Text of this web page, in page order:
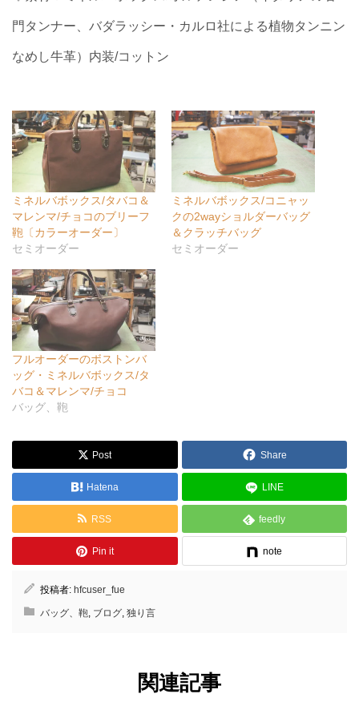
門タンナー、バダラッシー・カルロ社による植物タンニン
なめし牛革）内装/コットン
ミネルバボックス/タバコ＆
マレンマ/チョコのブリーフ
鞄〔カラーオーダー〕
セミオーダー
ミネルバボックス/コニャッ
クの2wayショルダーバッグ
＆クラッチバッグ
セミオーダー
フルオーダーのボストンバ
ッグ・ミネルバボックス/タ
バコ＆マレンマ/チョコ
バッグ、鞄
Post Share
Hatena LINE
RSS feedly
Pin it note
投稿者: hfcuser_fue
バッグ、鞄, ブログ, 独り言
関連記事